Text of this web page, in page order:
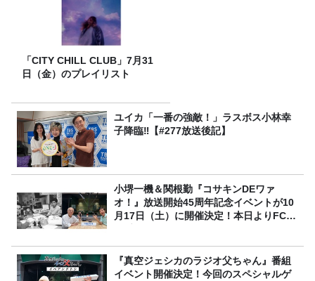
「CITY CHILL CLUB」7月31
日（金）のプレイリスト
ユイカ「一番の強敵！」ラスボス小林幸
子降臨‼【#277放送後記】
小堺一機＆関根勤『コサキンDEワァ
オ！』放送開始45周年記念イベントが10
月17日（土）に開催決定！本日よりFC先
『真空ジェシカのラジオ父ちゃん』番組
イベント開催決定！今回のスペシャルゲ